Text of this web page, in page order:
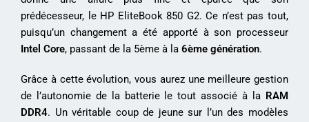
prédécesseur, le HP EliteBook 850 G2. Ce n’est pas tout,
puisqu’un changement a été apporté à son processeur
Intel Core, passant de la 5ème à la 6ème génération.
Grâce à cette évolution, vous aurez une meilleure gestion
de l’autonomie de la batterie le tout associé à la RAM
DDR4. Un véritable coup de jeune sur l’un des modèles